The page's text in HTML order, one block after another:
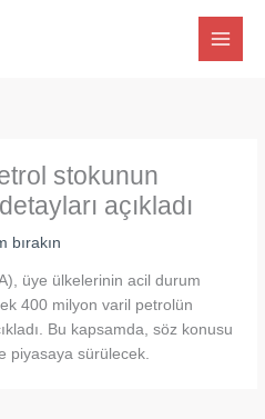
stokunun
açıkladı
bırakın
üye ülkelerinin acil durum
400 milyon varil petrolün
Bu kapsamda, söz konusu
piyasaya sürülecek.